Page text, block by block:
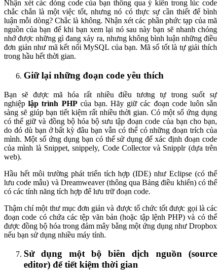
Nhận xét các dòng code của bạn thông qua ý kiến trong lúc code
chắc chắn là một việc tốt, nhưng nó có thực sự cần thiết để bình
luận mỗi dòng? Chắc là không. Nhận xét các phần phức tạp của mã
nguồn của bạn để khi bạn xem lại nó sau này bạn sẽ nhanh chóng
nhớ được những gì đang xảy ra, nhưng không bình luận những điều
đơn giản như mã kết nối MySQL của bạn. Mã số tốt là tự giải thích
trong hầu hết thời gian.
Giữ lại những đoạn code yêu thích
Bạn sẽ được mã hóa rất nhiều điều tương tự trong suốt sự
nghiệplập trình PHPcủa bạn. Hãy giữ các đoạn code luôn sẵn
sàng sẽ giúp bạn tiết kiệm rất nhiều thời gian. Có một số ứng dụng
có thể giữ và đồng bộ hóa bộ sưu tập đoạn code của bạn cho bạn,
do đó dù bạn ở bất kỳ đâu bạn vẫn có thể có những đoạn trích của
mình. Một số ứng dụng bạn có thể sử dụng để xác định đoạn code
của mình là Snippet, snippely, Code Collector và Snipplr (dựa trên
web).
Hầu hết môi trường phát triển tích hợp (IDE) như Eclipse (có thể
lưu code mẫu) và Dreamweaver (thông qua Bảng điều khiển) có thể
có các tính năng tích hợp để lưu trữ đoạn code.
Thậm chí một thư mục đơn giản và được tổ chức tốt được gọi là các
đoạn code có chứa các tệp văn bản (hoặc tập lệnh PHP) và có thể
được đồng bộ hóa trong đám mây bằng một ứng dụng như Dropbox
nếu bạn sử dụng nhiều máy tính.
Sử dụng một bộ biên dịch nguồn (source
editor) để tiết kiệm thời gian